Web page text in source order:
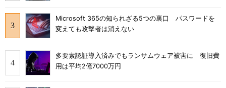
Microsoft 365の知られざる5つの裏口 パスワードを
変えても攻撃者は消えない
多要素認証導入済みでもランサムウェア被害に 復旧費
用は平均2億7000万円